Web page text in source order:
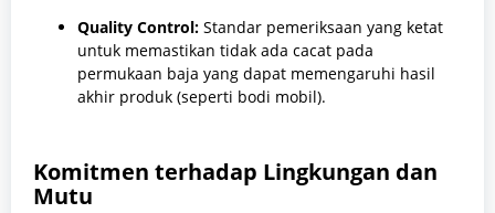
Quality Control: Standar pemeriksaan yang ketat
untuk memastikan tidak ada cacat pada
permukaan baja yang dapat memengaruhi hasil
akhir produk (seperti bodi mobil).
Komitmen terhadap Lingkungan dan
Mutu